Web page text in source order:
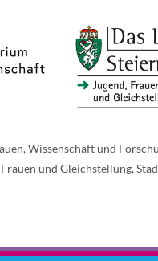
Wissenschaft und
und Gleichstellung,